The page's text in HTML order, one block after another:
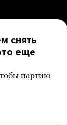
снять
еще
партию